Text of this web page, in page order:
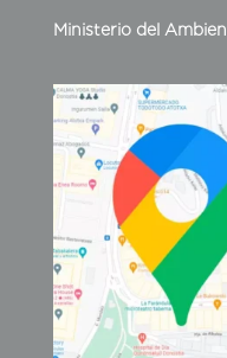
Ministerio del